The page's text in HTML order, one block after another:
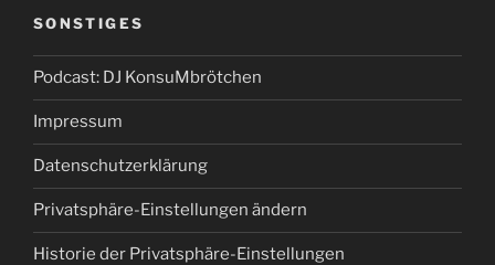
SONSTIGES
Podcast: DJ KonsuMbrötchen
Impressum
Datenschutzerklärung
Privatsphäre-Einstellungen ändern
Historie der Privatsphäre-Einstellungen